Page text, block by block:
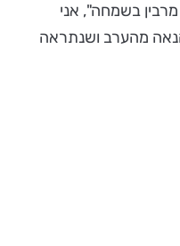
בשמחה", אני
מהערב ושנתראה